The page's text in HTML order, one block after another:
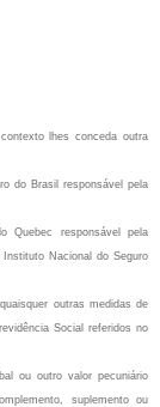
lhes conceda outra
do Brasil responsável pela
Quebec responsável pela
Nacional do Seguro
outras medidas de
Social referidos no
ou outro valor pecuniário
suplemento ou